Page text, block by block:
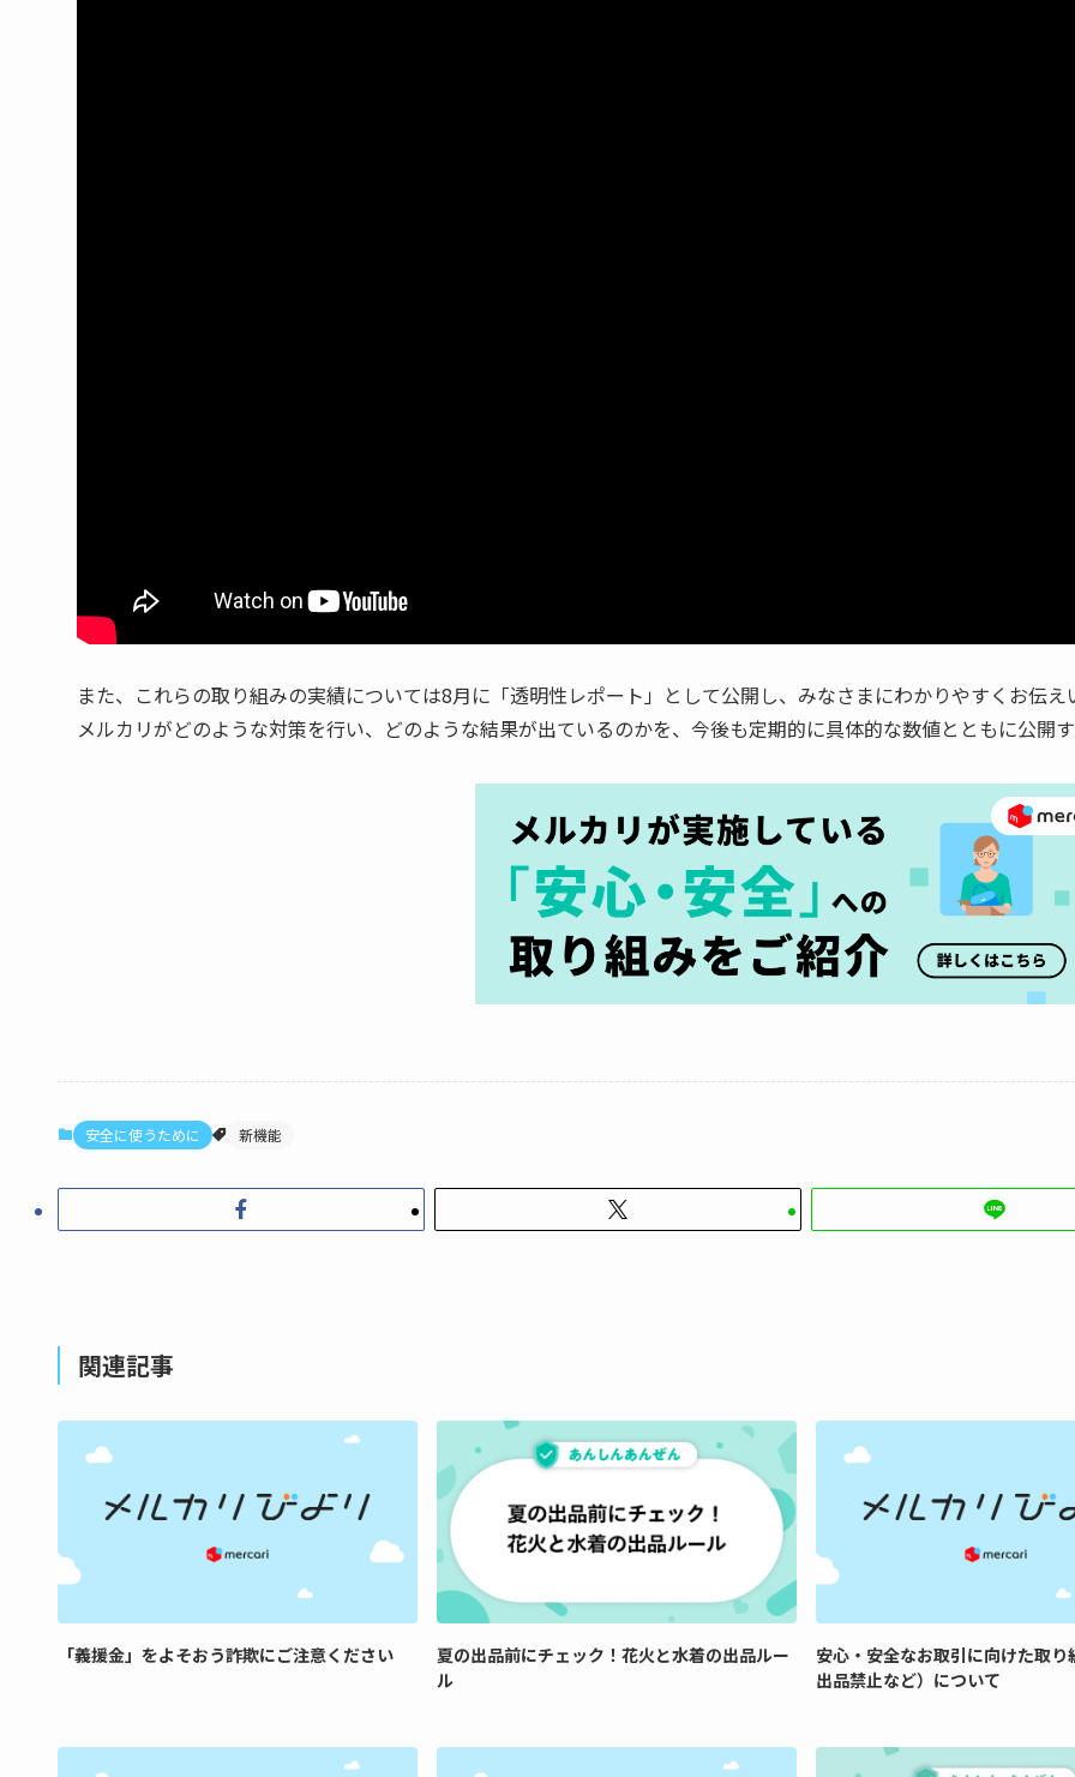
また、これらの取り組みの実績については8月に「透明性レポート」として公開し、みなさまにわかりやすくお伝え
メルカリがどのような対策を行い、どのような結果が出ているのかを、今後も定期的に具体的な数値とともに公開
安全に使うために 新機能
関連記事
「義援金」をよそおう詐欺にご注意ください
夏の出品前にチェック！花火と水着の出品ルー
ル
安心・安全なお取引に向けた取り
出品禁止など）について